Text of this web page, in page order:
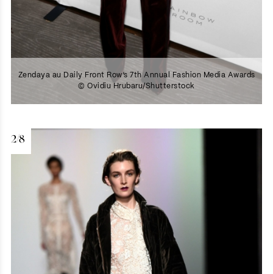
Zendaya au Daily Front Row’s 7th Annual Fashion Media Awards
© Ovidiu Hrubaru/Shutterstock
2/8